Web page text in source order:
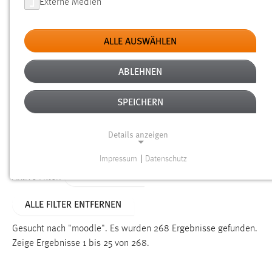
Typ
Erstellungsdatum
Alter
Aktive Filter:
ALLE FILTER ENTFERNEN
Gesucht nach "moodle". Es wurden 268 Ergebnisse gefunden.
Zeige Ergebnisse 1 bis 25 von 268.
Externe Medien
ALLE AUSWÄHLEN
ABLEHNEN
SPEICHERN
Details anzeigen
Funktionen und sind für die einwandfreie Funktion der
Einverständnis
Impressum Datenschutz